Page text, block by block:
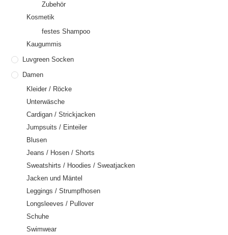
Zubehör
Kosmetik
festes Shampoo
Kaugummis
Luvgreen Socken
Damen
Kleider / Röcke
Unterwäsche
Cardigan / Strickjacken
Jumpsuits / Einteiler
Blusen
Jeans / Hosen / Shorts
Sweatshirts / Hoodies / Sweatjacken
Jacken und Mäntel
Leggings / Strumpfhosen
Longsleeves / Pullover
Schuhe
Swimwear